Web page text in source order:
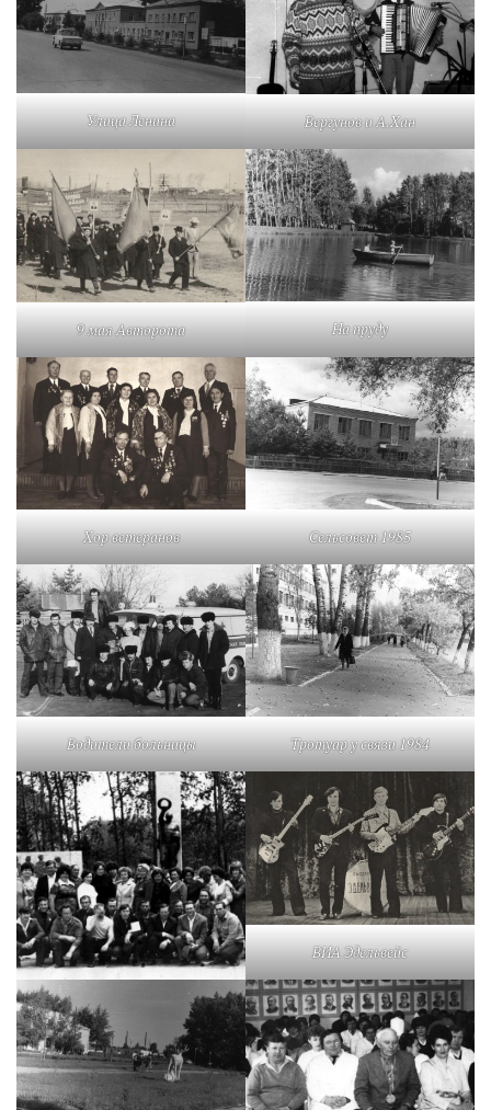
Улица Ленина Вергунов и А.Хан
9 мая Авторота На пруду
Хор ветеранов Сельсовет 1985
Водители больницы Тротуар у связи 1984
ВИА Эдельвейс